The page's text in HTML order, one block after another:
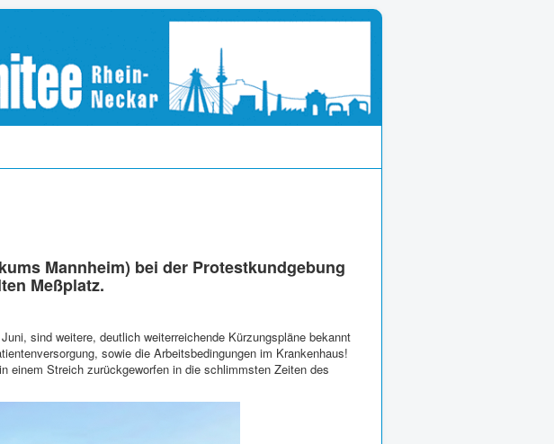
Mannheim) bei der Protestkundgebung
Meßplatz.
sind weitere, deutlich weiterreichende Kürzungspläne bekannt
sowie die Arbeitsbedingungen im Krankenhaus!
einem Streich zurückgeworfen in die schlimmsten Zeiten des